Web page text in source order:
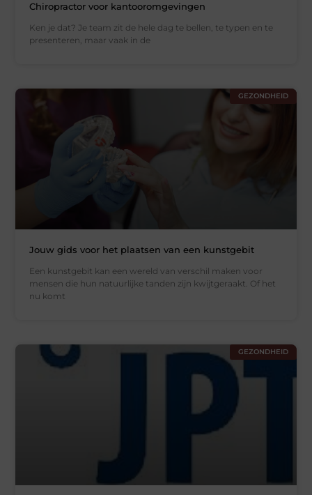
Chiropractor voor kantooromgevingen
Ken je dat? Je team zit de hele dag te bellen, te typen en te
presenteren, maar vaak in de
GEZONDHEID
Jouw gids voor het plaatsen van een kunstgebit
Een kunstgebit kan een wereld van verschil maken voor
mensen die hun natuurlijke tanden zijn kwijtgeraakt. Of het
nu komt
GEZONDHEID